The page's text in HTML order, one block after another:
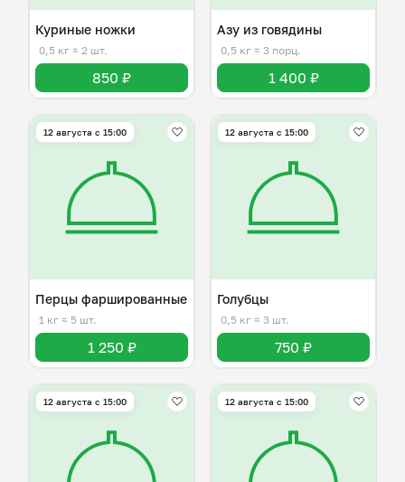
Куриные ножки
0,5 кг ≈ 2 шт.
850 ₽
Азу из говядины
0,5 кг ≈ 3 порц.
1 400 ₽
12 августа с 15:00
Перцы фаршированные
1 кг ≈ 5 шт.
1 250 ₽
12 августа с 15:00
Голубцы
0,5 кг ≈ 3 шт.
750 ₽
12 августа с 15:00 12 августа с 15:00